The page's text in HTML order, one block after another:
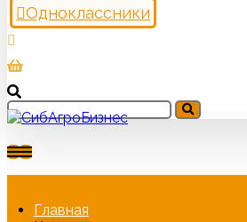
Одноклассники
Главная